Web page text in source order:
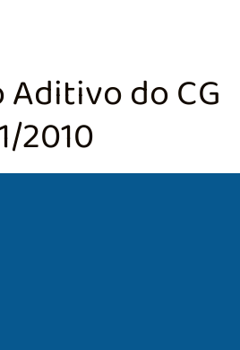
Aditivo do CG
2010